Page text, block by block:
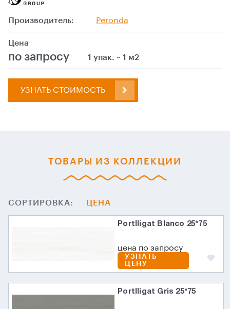
Производитель: Peronda
Цена
по запросу 1 упак. ~ 1 м2
УЗНАТЬ СТОИМОСТЬ
ТОВАРЫ ИЗ КОЛЛЕКЦИИ
СОРТИРОВКА: ЦЕНА
Portlligat Blanco 25*75
цена по запросу
УЗНАТЬ
ЦЕНУ
Portlligat Gris 25*75